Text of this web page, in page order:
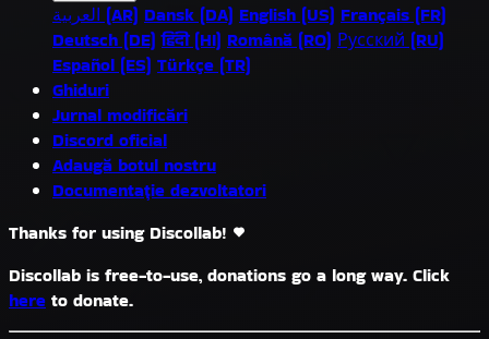
العربية (AR) Dansk (DA) English (US) Français (FR)
Deutsch (DE) हिंदी (HI) Română (RO) Русский (RU)
Español (ES) Türkçe (TR)
Ghiduri
Jurnal modificări
Discord oficial
Adaugă botul nostru
Documentație dezvoltatori
Thanks for using Discollab!
Discollab is free-to-use, donations go a long way. Click
here to donate.